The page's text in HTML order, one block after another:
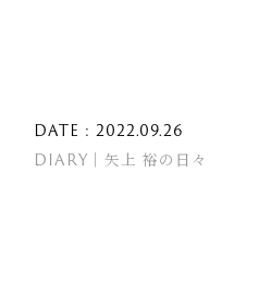
DATE : 2022.09.26
DIARY｜矢上 裕の日々